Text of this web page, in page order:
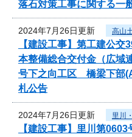
落石対策工事に関する一
2024年7月26日更新 高山
【建設工事】第工建公
本整備総合交付金（広
号下之向工区 橋梁下部
札公告
2024年7月26日更新 里川
【建設工事】里川第